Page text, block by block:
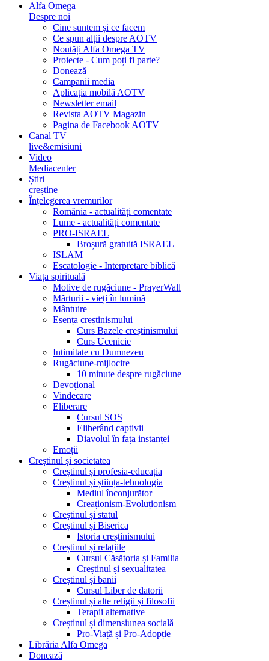
Alfa Omega
Despre noi
Cine suntem și ce facem
Ce spun alții despre AOTV
Noutăți Alfa Omega TV
Proiecte - Cum poți fi parte?
Donează
Campanii media
Aplicația mobilă AOTV
Newsletter email
Revista AOTV Magazin
Pagina de Facebook AOTV
Canal TV
live&emisiuni
Video
Mediacenter
Știri
creștine
Înțelegerea vremurilor
România - actualități comentate
Lume - actualități comentate
PRO-ISRAEL
Broșură gratuită ISRAEL
ISLAM
Escatologie - Interpretare biblică
Viața spirituală
Motive de rugăciune - PrayerWall
Mărturii - vieți în lumină
Mântuire
Esența creștinismului
Curs Bazele creștinismului
Curs Ucenicie
Intimitate cu Dumnezeu
Rugăciune-mijlocire
10 minute despre rugăciune
Devoțional
Vindecare
Eliberare
Cursul SOS
Eliberând captivii
Diavolul în fața instanței
Emoții
Creștinul și societatea
Creștinul și profesia-educația
Creștinul și știința-tehnologia
Mediul înconjurător
Creaționism-Evoluționism
Creștinul și statul
Creștinul și Biserica
Istoria creștinismului
Creștinul și relațiile
Cursul Căsătoria și Familia
Creștinul și sexualitatea
Creștinul și banii
Cursul Liber de datorii
Creștinul și alte religii și filosofii
Terapii alternative
Creștinul și dimensiunea socială
Pro-Viață și Pro-Adopție
Librăria Alfa Omega
Donează